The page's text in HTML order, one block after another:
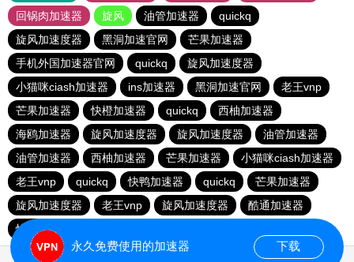
回锅肉加速器
旋风 油管加速器
quickq
旋风加速度器
黑洞加速官网
芒果加速器
手机外国加速器官网
quickq
旋风加速度器
小猫咪ciash加速器
ins加速器 黑洞加速官网
老王vnp
芒果加速器
快橙加速器 quickq
西柚加速器
海鸥加速器
旋风加速度器 旋风加速度器
油管加速器
油管加速器
西柚加速器 芒果加速器
小猫咪ciash加速器
老王vnp
quickq 快鸭加速器 quickq
芒果加速器
旋风加速度器
老王vnp 旋风加速度器
酷通加速器
快橙加速器
永久免费使用的加速器 下载